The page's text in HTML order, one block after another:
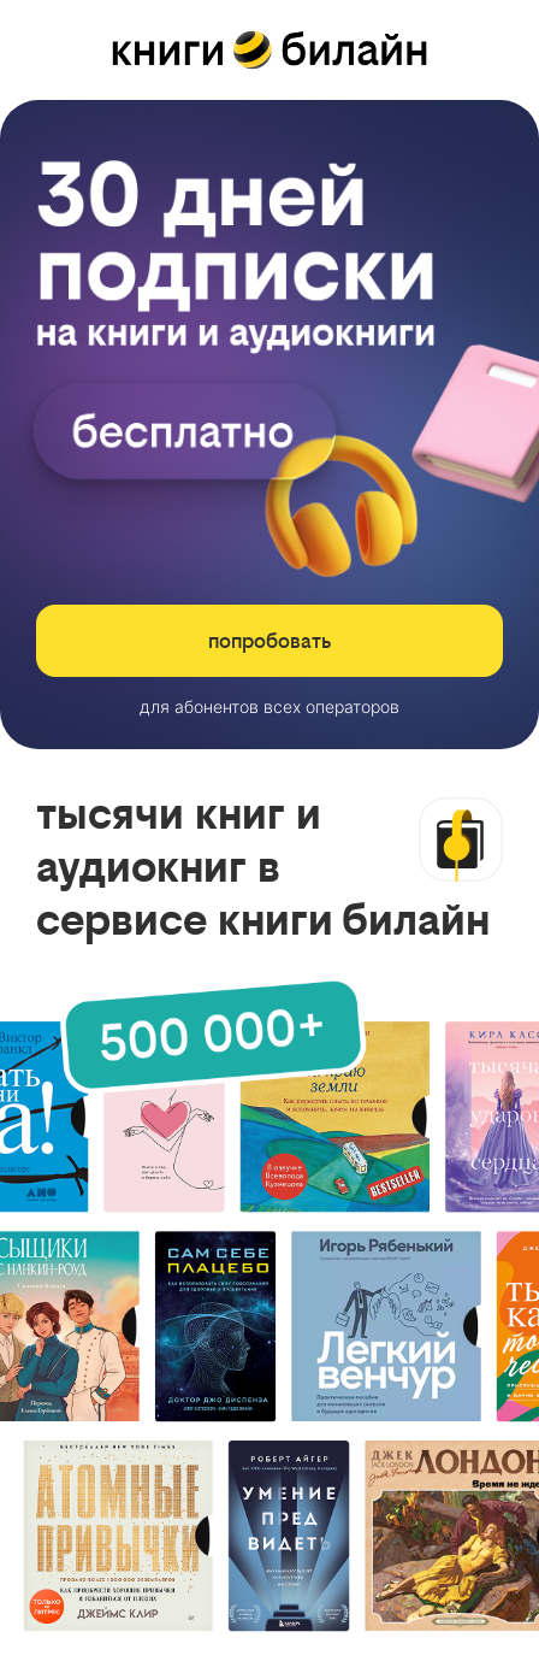
попробовать
для абонентов всех операторов
тысячи книг и
аудиокниг в
сервисе книги билайн